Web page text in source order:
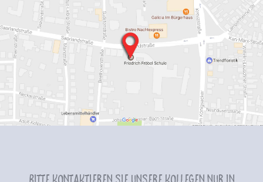
Bitte kontaktieren Sie unsere Kollegen nur in